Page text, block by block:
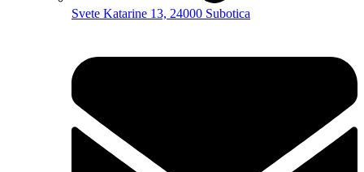
Svete Katarine 13, 24000 Subotica